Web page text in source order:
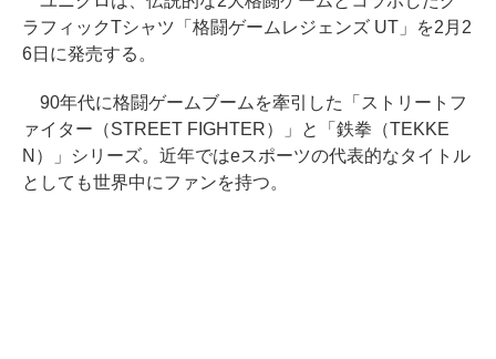
ラフィックTシャツ「格闘ゲームレジェンズ UT」を2月2
6日に発売する。
90年代に格闘ゲームブームを牽引した「ストリートフ
ァイター（STREET FIGHTER）」と「鉄拳（TEKKE
N）」シリーズ。近年ではeスポーツの代表的なタイトル
としても世界中にファンを持つ。